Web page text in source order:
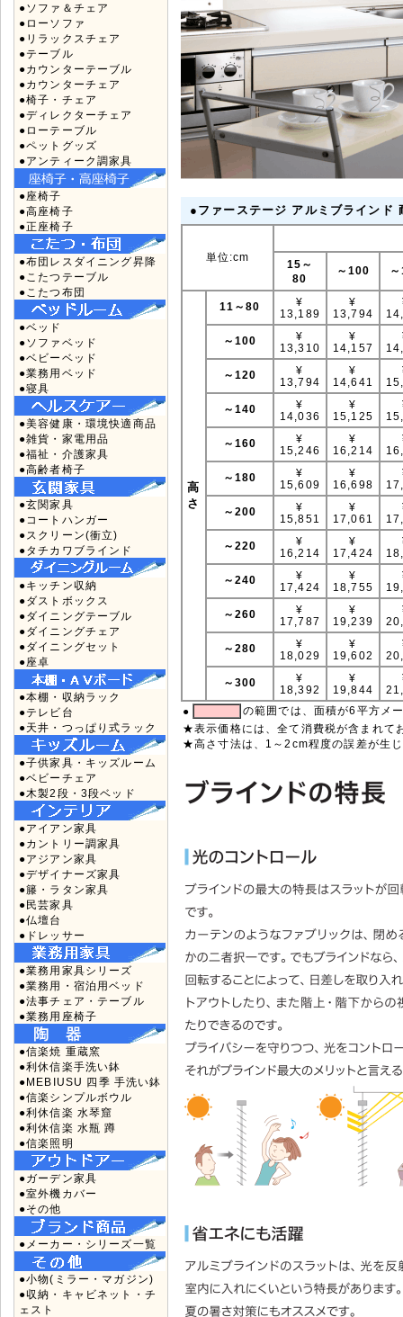
●ソファ＆チェア
●ローソファ
●リラックスチェア
●テーブル
●カウンターテーブル
●カウンターチェア
●椅子・チェア
●ディレクターチェア
●ローテーブル
●ペットグッズ
●アンティーク調家具
●座椅子
●高座椅子
●正座椅子
●布団レスダイニング昇降
●こたつテーブル
●こたつ布団
●ベッド
●ソファベッド
●ベビーベッド
●業務用ベッド
●寝具
●美容健康・環境快適商品
●雑貨・家電用品
●福祉・介護家具
●高齢者椅子
●玄関家具
●コートハンガー
●スクリーン(衝立)
●タチカワブラインド
●キッチン収納
●ダストボックス
●ダイニングテーブル
●ダイニングチェア
●ダイニングセット
●座卓
●本棚・収納ラック
●テレビ台
●天井・つっぱり式ラック
●子供家具・キッズルーム
●ベビーチェア
●木製2段・3段ベッド
●アイアン家具
●カントリー調家具
●アジアン家具
●デザイナーズ家具
●籐・ラタン家具
●民芸家具
●仏壇台
●ドレッサー
●業務用家具シリーズ
●業務用・宿泊用ベッド
●法事チェア・テーブル
●業務用座椅子
●信楽焼 重蔵窯
●利休信楽手洗い鉢
●MEBIUSU 四季 手洗い鉢
●信楽シンプルボウル
●利休信楽 水琴窟
●利休信楽 水瓶 蹲
●信楽照明
●ガーデン家具
●室外機カバー
●その他
●メーカー・シリーズ一覧
●小物(ミラー・マガジン)
●収納・キャビネット・チ
ェスト
●ファーステージ アルミブラインド
単位:cm
15～
80
～100
高
さ
11～80
¥
13,189
¥
13,794
～100
¥
13,310
¥
14,157
～120
¥
13,794
¥
14,641
～140
¥
14,036
¥
15,125
～160
¥
15,246
¥
16,214
～180
¥
15,609
¥
16,698
～200
¥
15,851
¥
17,061
～220
¥
16,214
¥
17,424
～240
¥
17,424
¥
18,755
～260
¥
17,787
¥
19,239
～280
¥
18,029
¥
19,602
～300
¥
18,392
¥
19,844
●
の範囲では、面積が6平方メ
★表示価格には、全て消費税が含まれて
★高さ寸法は、1～2cm程度の誤差が生